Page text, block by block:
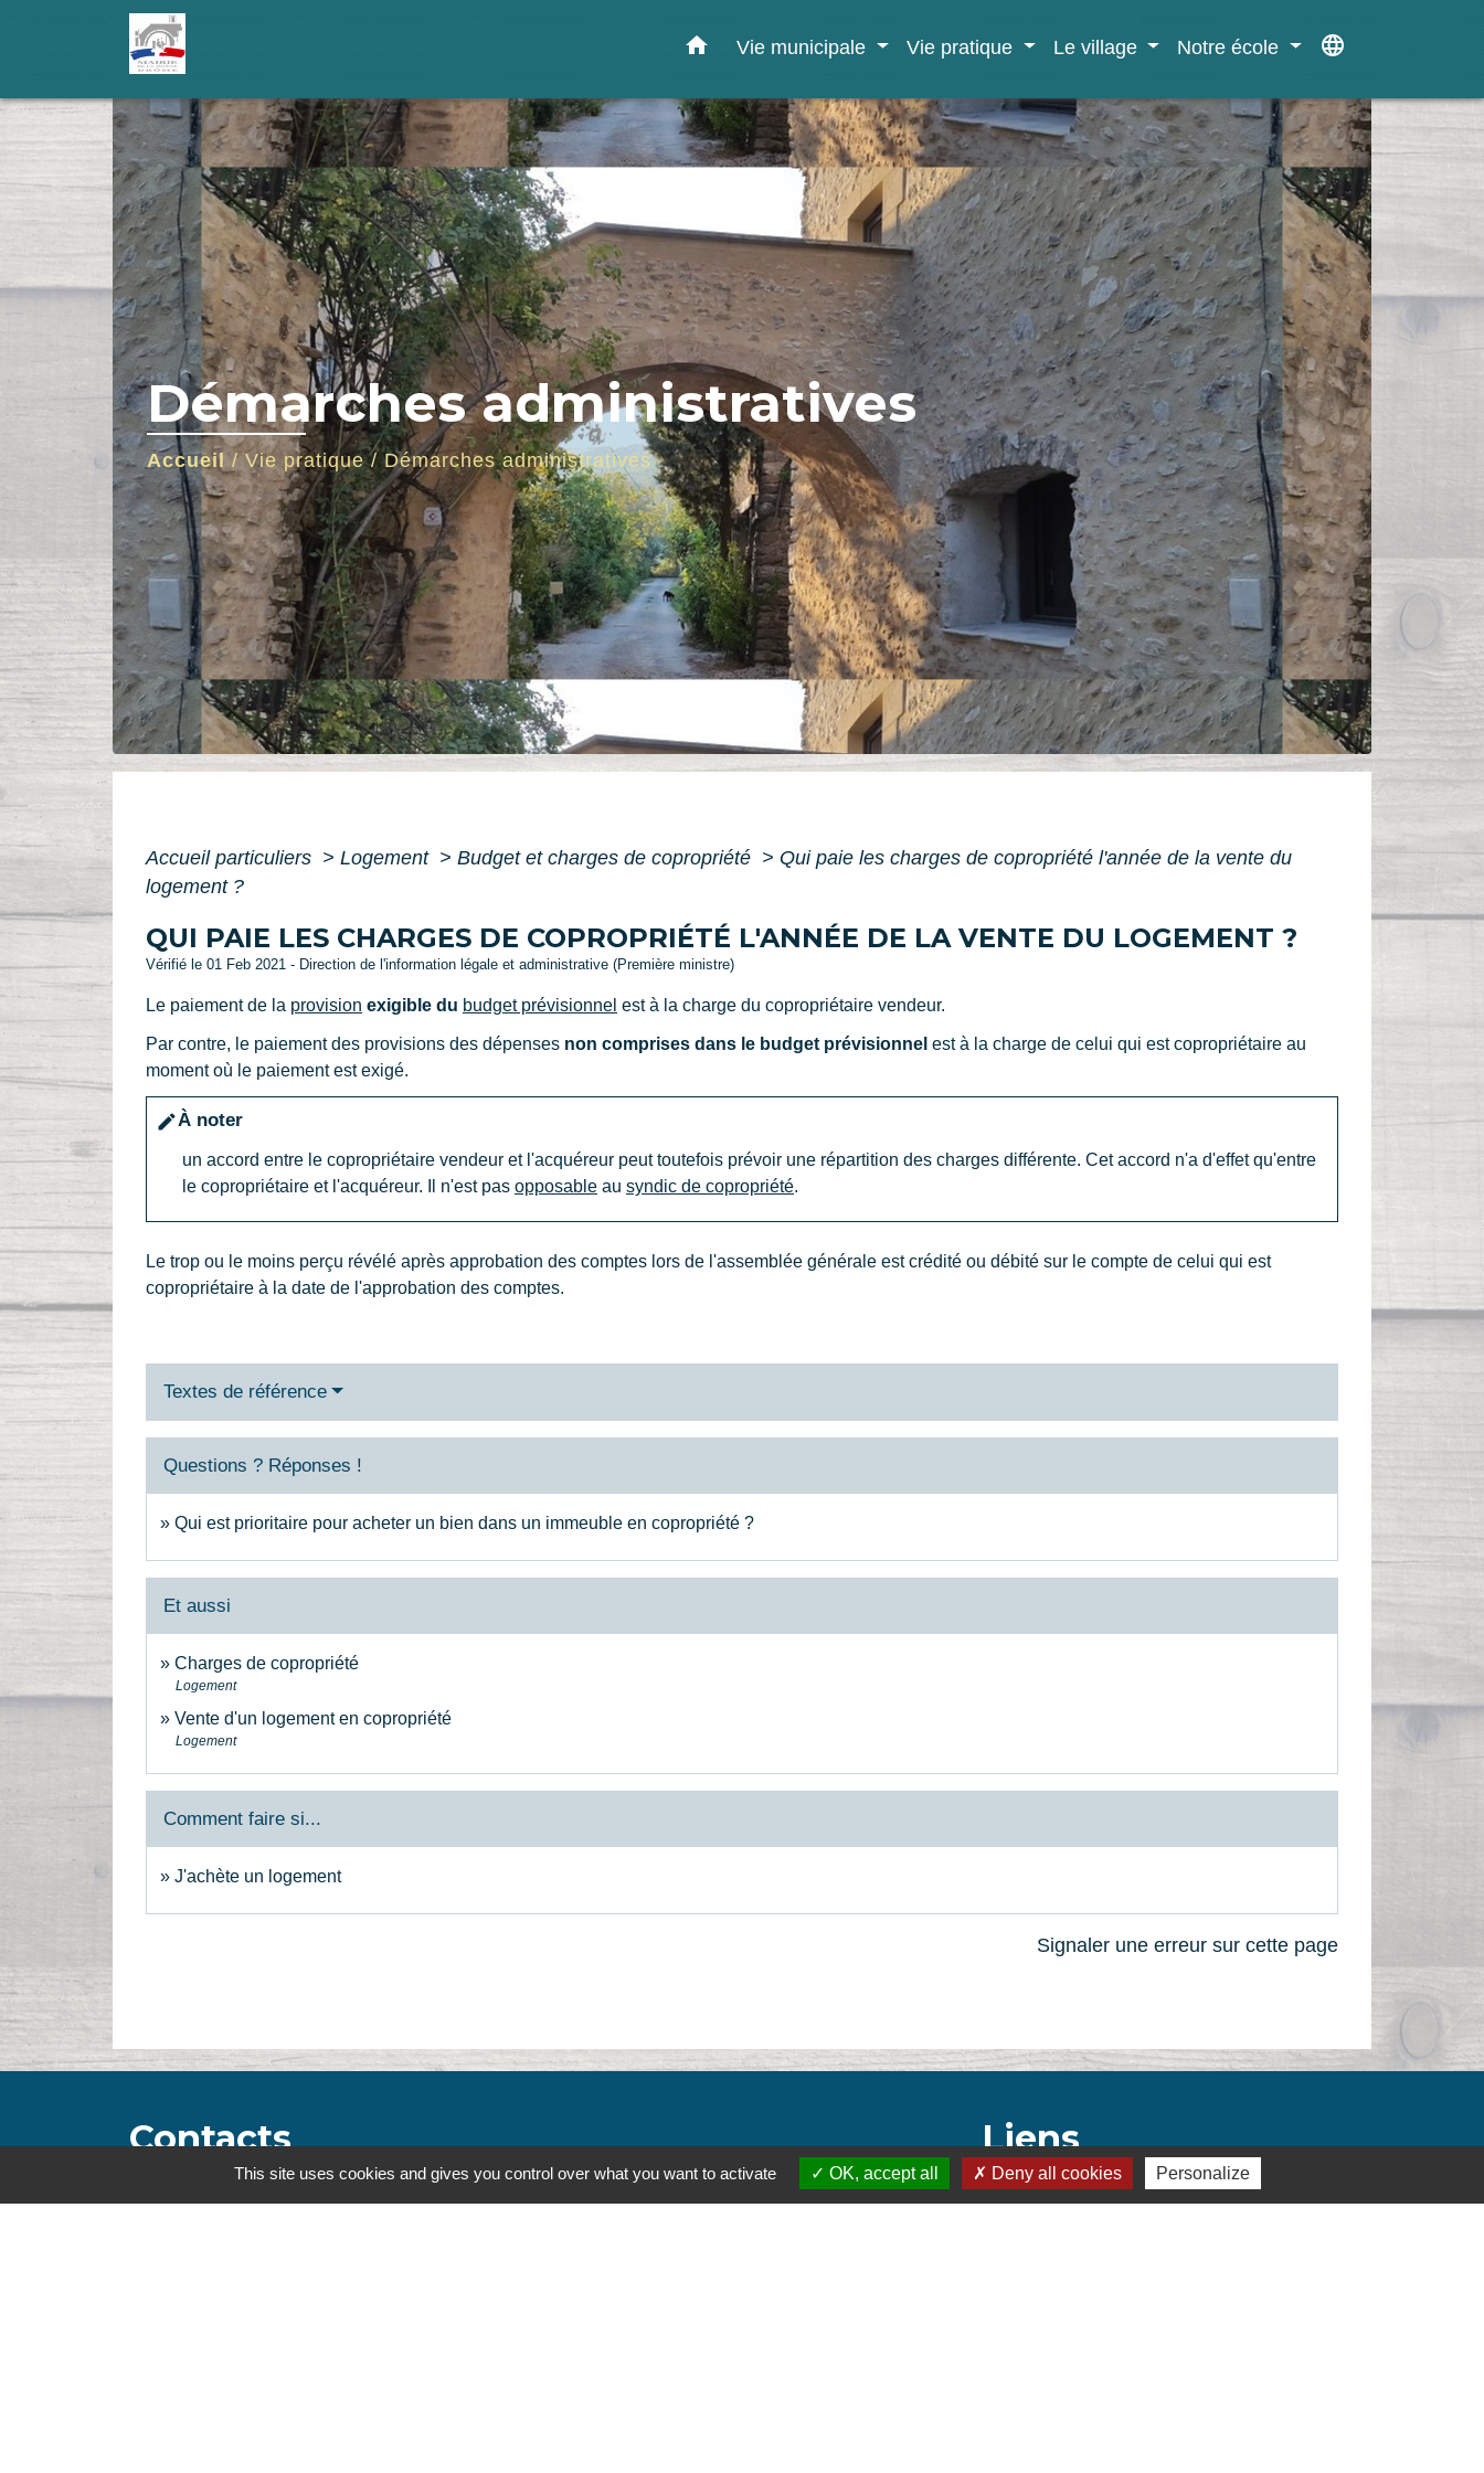
home Vie municipale Vie pratique Le village Notre école language
Démarches administratives
Accueil /Vie pratique/Démarches administratives
Accueil particuliers > Logement > Budget et charges de copropriété > Qui paie les charges de copropriété l'année de la vente du
logement ?
QUI PAIE LES CHARGES DE COPROPRIÉTÉ L'ANNÉE DE LA VENTE DU LOGEMENT ?
Vérifié le 01 Feb 2021 - Direction de l'information légale et administrative (Première ministre)
Le paiement de la provision exigible du budget prévisionnel est à la charge du copropriétaire vendeur.
Par contre, le paiement des provisions des dépenses non comprises dans le budget prévisionnel est à la charge de celui qui est copropriétaire au
moment où le paiement est exigé.
editÀ noter
un accord entre le copropriétaire vendeur et l'acquéreur peut toutefois prévoir une répartition des charges différente. Cet accord n'a d'effet qu'entre
le copropriétaire et l'acquéreur. Il n'est pas opposable au syndic de copropriété.
Le trop ou le moins perçu révélé après approbation des comptes lors de l'assemblée générale est crédité ou débité sur le compte de celui qui est
copropriétaire à la date de l'approbation des comptes.
Textes de référence
Questions ? Réponses !
Qui est prioritaire pour acheter un bien dans un immeuble en copropriété ?
Et aussi
Charges de copropriété
Logement
Vente d'un logement en copropriété
Logement
Comment faire si...
J'achète un logement
Signaler une erreur sur cette page
Contacts Liens
This site uses cookies and gives you control over what you want to activate OK, accept all Deny all cookies Personalize